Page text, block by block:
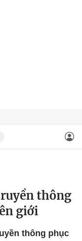
thông
giới
thông phục